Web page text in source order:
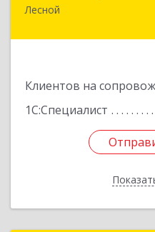
Лесной
Клиентов на
1С:Специалист
624200,